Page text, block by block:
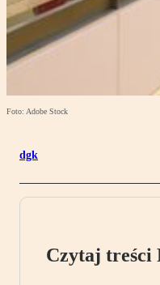
Foto: Adobe Stock
dgk
Czytaj treści